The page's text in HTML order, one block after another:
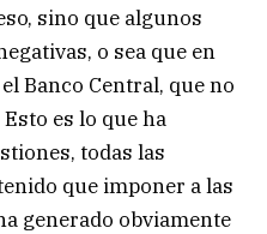
sino que algunos
o sea que en
Banco Central, que no
es lo que ha
todas las
que imponer a las
generado obviamente